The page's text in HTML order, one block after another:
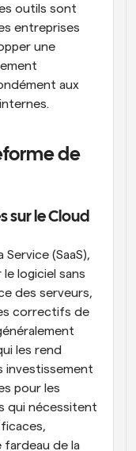
outils sont
entreprises
une
aux
de
sur le Cloud
(SaaS),
logiciel sans
des serveurs,
correctifs de
les rend
investissement
pour les
qui nécessitent
fardeau de la